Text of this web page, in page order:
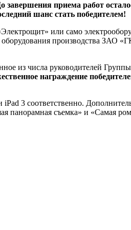
приема работ
шанс стать победителем!
или само
производства ЗАО
из числа руководителей
награждение
iPad 3 соответственно.
панорамная съемка» и «Самая